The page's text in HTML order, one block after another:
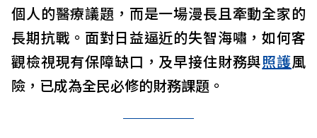
個人的醫療議題，而是一場漫長且牽動全家的
長期抗戰。面對日益逼近的失智海嘯，如何客
觀檢視現有保障缺口，及早接住財務與照護風
險，已成為全民必修的財務課題。